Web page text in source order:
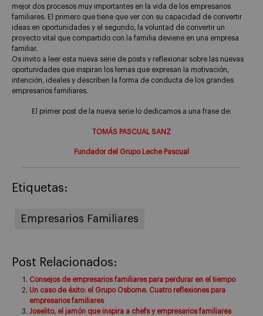
mejor dos procesos muy importantes en la vida de los empresarios
familiares. El primero que tiene que ver con su capacidad de convertir
ideas en oportunidades y el segundo, la voluntad de convertir un
proyecto vital que compartido con la familia deviene en una empresa
familiar.
Os invito a leer esta nueva serie de posts y reflexionar sobre las nuevas
oportunidades que inspiran los lemas que expresan la motivación,
intención, ideales y describen la forma de conducta de los grandes
empresarios familiares.
El primer post de la nueva serie lo dedicamos a una frase de:
TOMÁS PASCUAL SANZ
Fundador del Grupo Leche Pascual
Etiquetas:
Empresarios Familiares
Post Relacionados:
Consejos de empresarios familiares para perdurar en el tiempo
Un caso de éxito: el Grupo Osborne. Cuatro reflexiones para
empresarios familiares
Joselito, el jamón que inspira a chefs y empresarios familiares